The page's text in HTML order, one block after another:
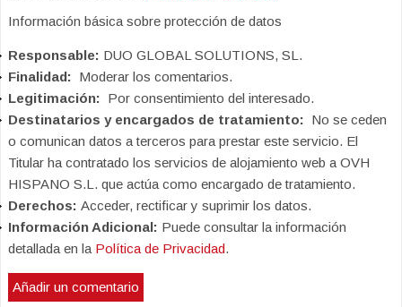
Información básica sobre protección de datos
Responsable: DUO GLOBAL SOLUTIONS, SL.
Finalidad: Moderar los comentarios.
Legitimación: Por consentimiento del interesado.
Destinatarios y encargados de tratamiento: No se ceden
o comunican datos a terceros para prestar este servicio. El
Titular ha contratado los servicios de alojamiento web a OVH
HISPANO S.L. que actúa como encargado de tratamiento.
Derechos: Acceder, rectificar y suprimir los datos.
Información Adicional: Puede consultar la información
detallada en la Política de Privacidad.